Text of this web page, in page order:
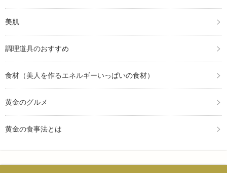
美肌
調理道具のおすすめ
食材（美人を作るエネルギーいっぱいの食材）
黄金のグルメ
黄金の食事法とは